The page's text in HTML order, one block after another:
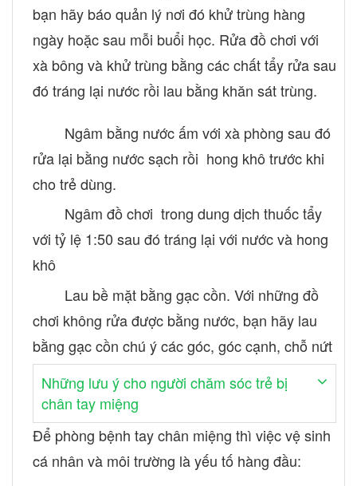
bạn hãy báo quản lý nơi đó khử trùng hàng
ngày hoặc sau mỗi buổi học. Rửa đồ chơi với
xà bông và khử trùng bằng các chất tẩy rửa sau
đó tráng lại nước rồi lau bằng khăn sát trùng.
Ngâm bằng nước ấm với xà phòng sau đó
rửa lại bằng nước sạch rồi hong khô trước khi
cho trẻ dùng.
Ngâm đồ chơi trong dung dịch thuốc tẩy
với tỷ lệ 1:50 sau đó tráng lại với nước và hong
khô
Lau bề mặt bằng gạc cồn. Với những đồ
chơi không rửa được bằng nước, bạn hãy lau
bằng gạc cồn chú ý các góc, góc cạnh, chỗ nứt
Những lưu ý cho người chăm sóc trẻ bị
chân tay miệng
Để phòng bệnh tay chân miệng thì việc vệ sinh
cá nhân và môi trường là yếu tố hàng đầu: